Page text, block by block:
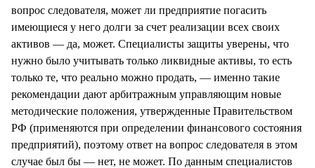
вопрос следователя, может ли предприятие погасить
имеющиеся у него долги за счет реализации всех своих
активов — да, может. Специалисты защиты уверены, что
нужно было учитывать только ликвидные активы, то есть
только те, что реально можно продать, — именно такие
рекомендации дают арбитражным управляющим новые
методические положения, утвержденные Правительством
РФ (применяются при определении финансового состояния
предприятий), поэтому ответ на вопрос следователя в этом
случае был бы — нет, не может. По данным специалистов